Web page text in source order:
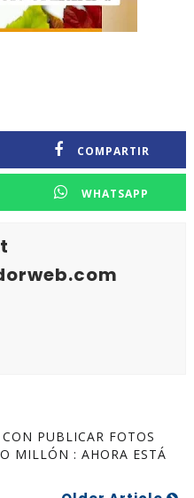
COMPARTIR
WHATSAPP
PUBLICAR FOTOS
MILLÓN : AHORA ESTÁ